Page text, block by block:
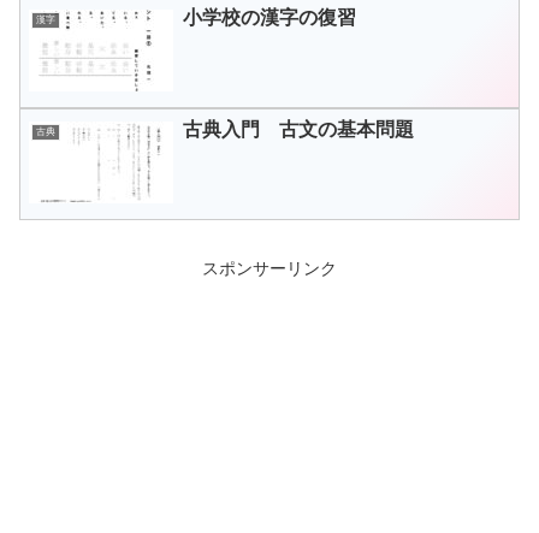
漢字 小学校の漢字の復習
古典 古典入門 古文の基本問題
スポンサーリンク